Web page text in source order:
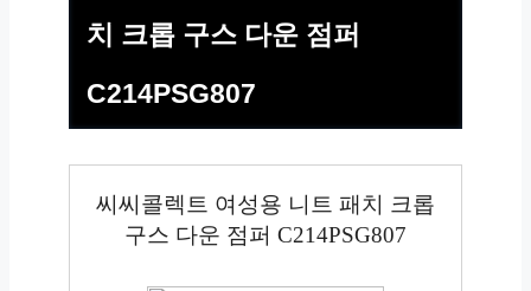
치 크롭 구스 다운 점퍼
C214PSG807
씨씨콜렉트 여성용 니트 패치 크롭
구스 다운 점퍼 C214PSG807